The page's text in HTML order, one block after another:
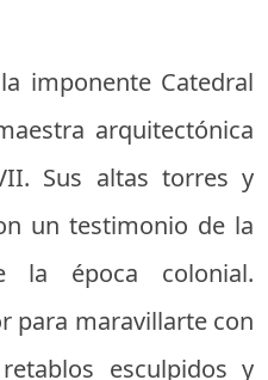
imponente Catedral
arquitectónica
Sus altas torres y
un testimonio de la
la época colonial.
para maravillarte con
esculpidos y